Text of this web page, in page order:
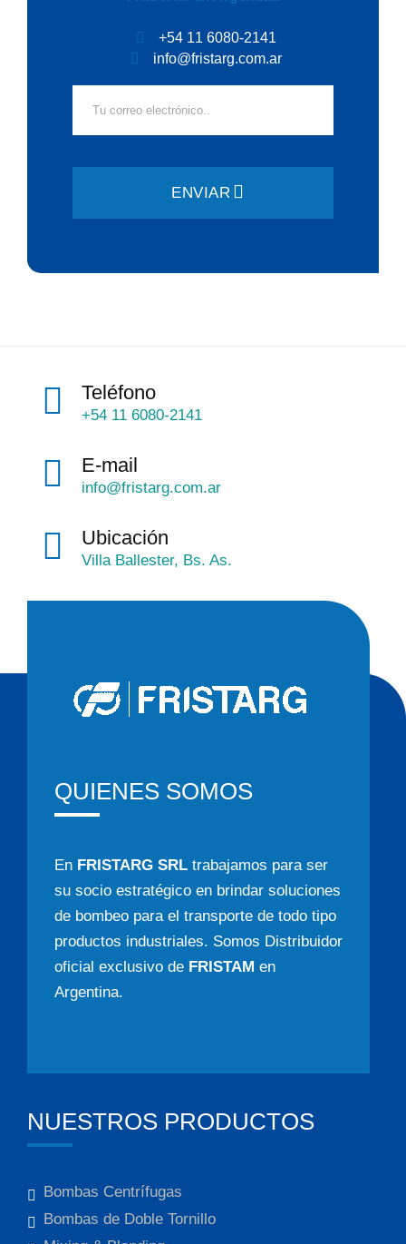
+54 11 6080-2141
info@fristarg.com.ar
ENVIAR
Teléfono
+54 11 6080-2141
E-mail
info@fristarg.com.ar
Ubicación
Villa Ballester, Bs. As.
QUIENES SOMOS
En FRISTARG SRL trabajamos para ser
su socio estratégico en brindar soluciones
de bombeo para el transporte de todo tipo
productos industriales. Somos Distribuidor
oficial exclusivo de FRISTAM en
Argentina.
NUESTROS PRODUCTOS
Bombas Centrífugas
Bombas de Doble Tornillo